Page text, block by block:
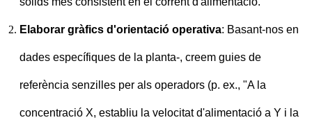
Elaborar gràfics d'orientació operativa: Basant-nos en
dades específiques de la planta-, creem guies de
referència senzilles per als operadors (p. ex., "A la
concentració X, establiu la velocitat d'alimentació a Y i la